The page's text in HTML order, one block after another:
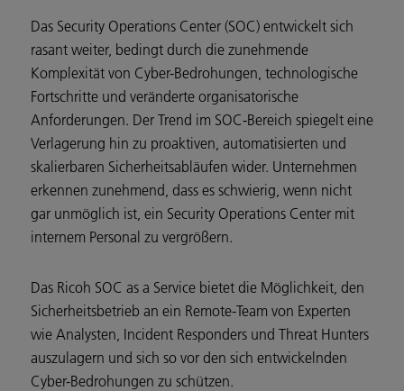
Das Security Operations Center (SOC) entwickelt sich
rasant weiter, bedingt durch die zunehmende
Komplexität von Cyber-Bedrohungen, technologische
Fortschritte und veränderte organisatorische
Anforderungen. Der Trend im SOC-Bereich spiegelt eine
Verlagerung hin zu proaktiven, automatisierten und
skalierbaren Sicherheitsabläufen wider. Unternehmen
erkennen zunehmend, dass es schwierig, wenn nicht
gar unmöglich ist, ein Security Operations Center mit
internem Personal zu vergrößern.
Das Ricoh SOC as a Service bietet die Möglichkeit, den
Sicherheitsbetrieb an ein Remote-Team von Experten
wie Analysten, Incident Responders und Threat Hunters
auszulagern und sich so vor den sich entwickelnden
Cyber-Bedrohungen zu schützen.